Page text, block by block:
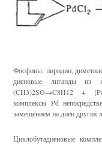
Фосфины, пиридин,
диеновые лиганды из
(CH3)2SO→C8H12 +
комплексы Pd
замещением на диен других
Циклобутадиеновые